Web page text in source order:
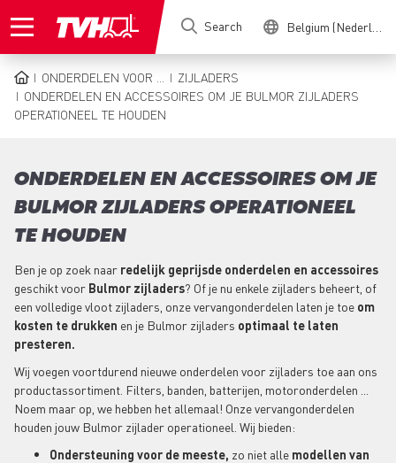
to
Search Belgium (Nederlands)
BREADCRUMB
ONDERDELEN VOOR ...
ZIJLADERS
ONDERDELEN EN ACCESSOIRES OM JE BULMOR ZIJLADERS
OPERATIONEEL TE HOUDEN
ONDERDELEN EN ACCESSOIRES OM JE
BULMOR ZIJLADERS OPERATIONEEL
TE HOUDEN
Ben je op zoek naar redelijk geprijsde onderdelen en accessoires
geschikt voor Bulmor zijladers? Of je nu enkele zijladers beheert, of
een volledige vloot zijladers, onze vervangonderdelen laten je toe om
kosten te drukken en je Bulmor zijladers optimaal te laten
presteren.
Wij voegen voortdurend nieuwe onderdelen voor zijladers toe aan ons
productassortiment. Filters, banden, batterijen, motoronderdelen ...
Noem maar op, we hebben het allemaal! Onze vervangonderdelen
houden jouw Bulmor zijlader operationeel. Wij bieden:
Ondersteuning voor de meeste, zo niet alle modellen van